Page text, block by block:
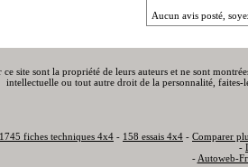
Aucun avis posté,
ce site sont la propriété de leurs auteurs et ne sont
intellectuelle ou tout autre droit de la personnalité,
1745 fiches techniques 4x4 - 158 essais 4x4 - Comparer
-
- Autoweb-